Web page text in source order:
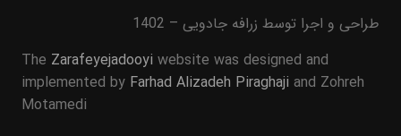
طراحی و اجرا توسط زرافه جادویی – 1402
The Zarafeyejadooyi website was designed and
implemented by Farhad Alizadeh Piraghaji and Zohreh
Motamedi